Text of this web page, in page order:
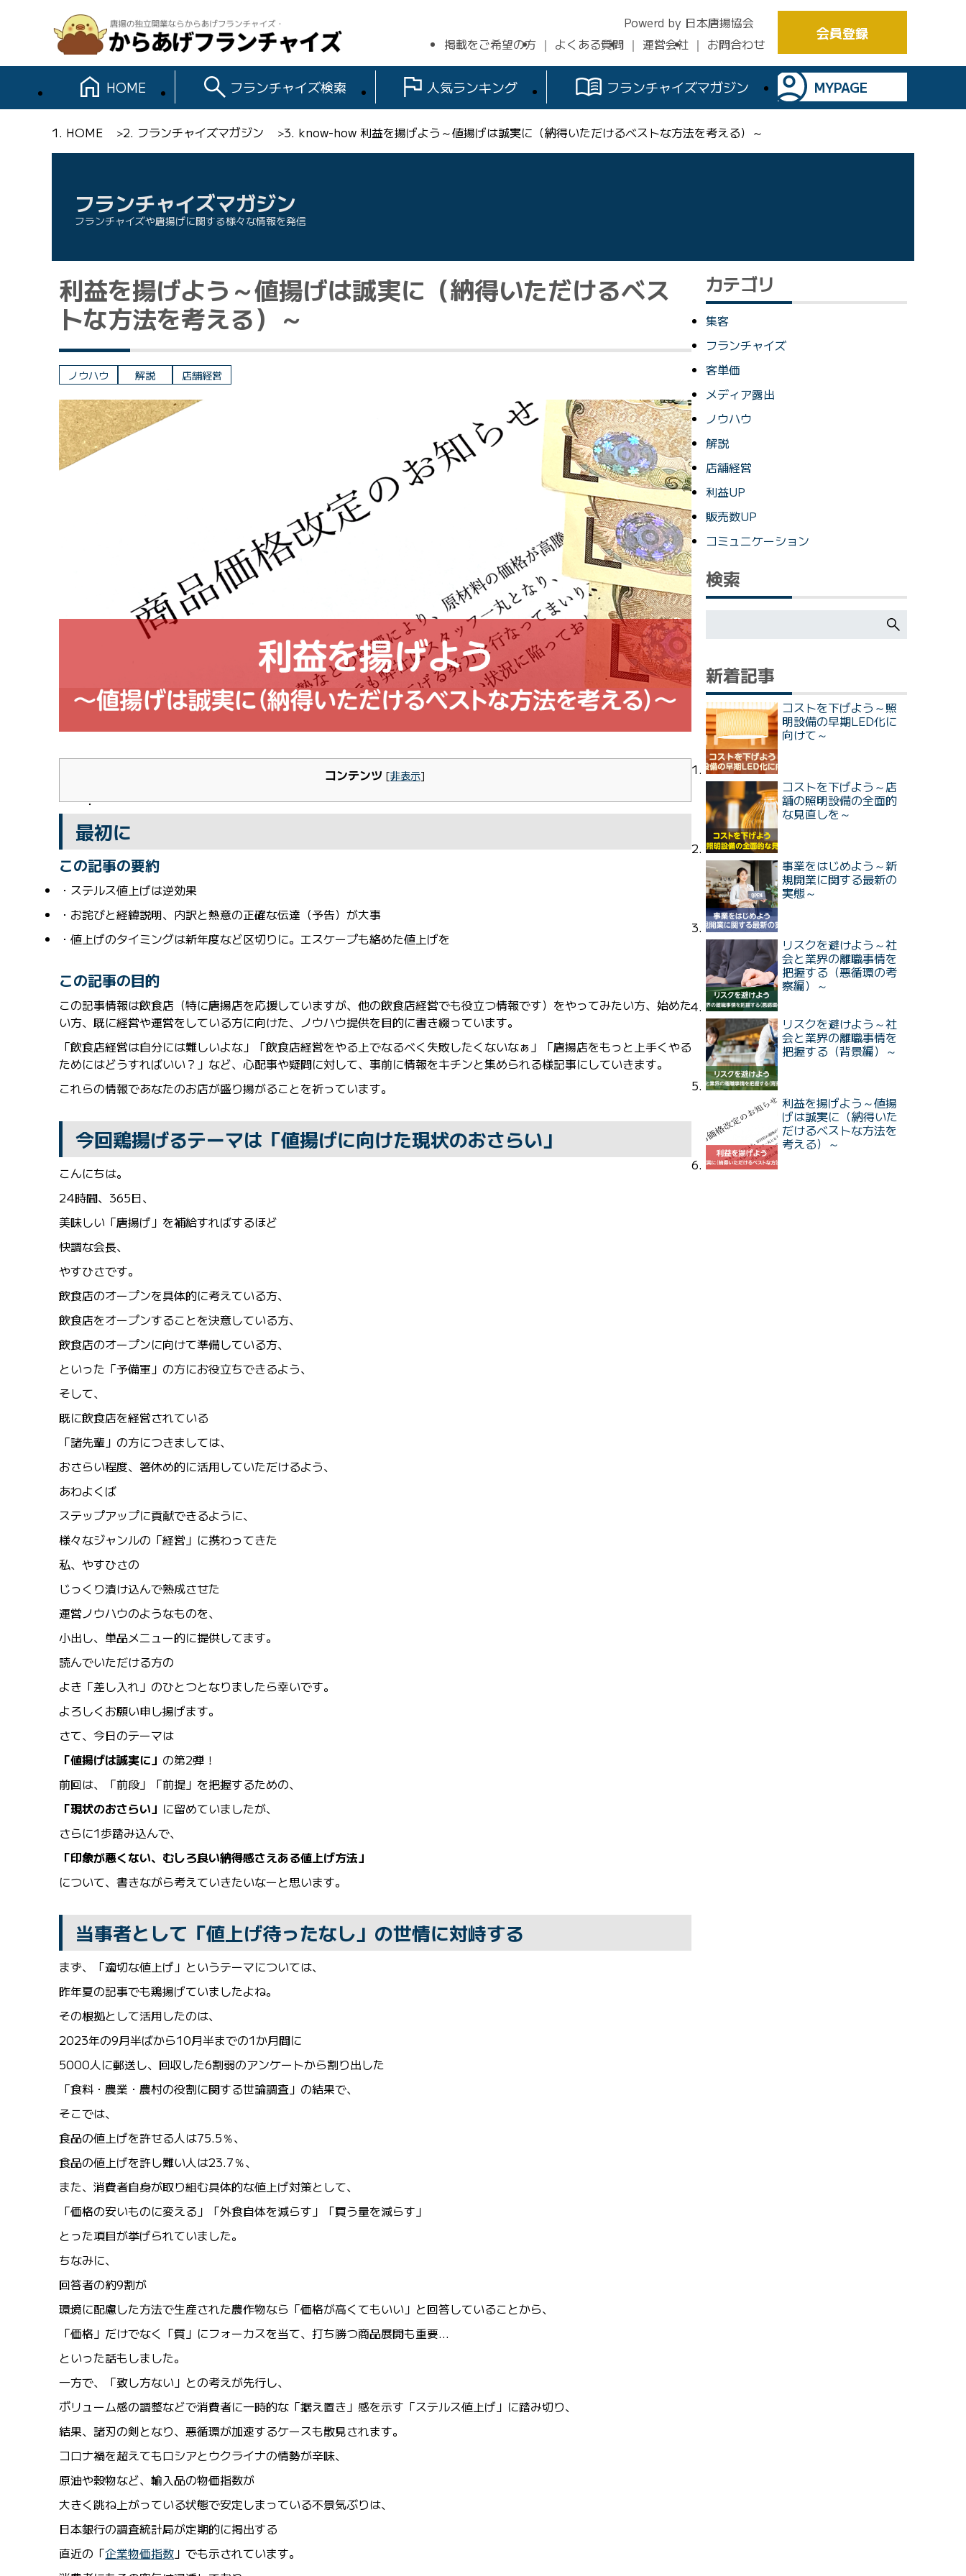
Powerd by 日本唐揚協会
HOME フランチャイズ検索 人気ランキング フランチャイズマガジン MYPAGE
掲載をご希望の方 よくある質問 運営会社 お問合わせ
会員登録
HOME フランチャイズマガジン know-how 利益を揚げよう～値揚げは誠実に（納得いただけるベストな方法を考える）～
フランチャイズマガジン
フランチャイズや唐揚げに関する様々な情報を発信
利益を揚げよう～値揚げは誠実に（納得いただけるベス
トな方法を考える）～
ノウハウ 解説 店舗経営
コンテンツ [非表示]
最初に
この記事の要約
ステルス値上げは逆効果
お詫びと経緯説明、内訳と熱意の正確な伝達（予告）が大事
値上げのタイミングは新年度など区切りに。エスケープも絡めた値上げを
この記事の目的
この記事情報は飲食店（特に唐揚店を応援していますが、他の飲食店経営でも役立つ情報です）をやってみたい方、始めた
い方、既に経営や運営をしている方に向けた、ノウハウ提供を目的に書き綴っています。
「飲食店経営は自分には難しいよな」「飲食店経営をやる上でなるべく失敗したくないなぁ」「唐揚店をもっと上手くやる
ためにはどうすればいい？」など、心配事や疑問に対して、事前に情報をキチンと集められる様記事にしていきます。
これらの情報であなたのお店が盛り揚がることを祈っています。
今回鶏揚げるテーマは「値揚げに向けた現状のおさらい」
こんにちは。
24時間、365日、
美味しい「唐揚げ」を補給すればするほど
快調な会長、
やすひさです。
飲食店のオープンを具体的に考えている方、
飲食店をオープンすることを決意している方、
飲食店のオープンに向けて準備している方、
といった「予備軍」の方にお役立ちできるよう、
そして、
既に飲食店を経営されている
「諸先輩」の方につきましては、
おさらい程度、箸休め的に活用していただけるよう、
あわよくば
ステップアップに貢献できるように、
様々なジャンルの「経営」に携わってきた
私、やすひさの
じっくり漬け込んで熟成させた
運営ノウハウのようなものを、
小出し、単品メニュー的に提供してます。
読んでいただける方の
よき「差し入れ」のひとつとなりましたら幸いです。
よろしくお願い申し揚げます。
さて、今日のテーマは
「値揚げは誠実に」 の第2弾！
前回は、「前段」「前提」を把握するための、
「現状のおさらい」 に留めていましたが、
さらに1歩踏み込んで、
「印象が悪くない、むしろ良い納得感さえある値上げ方法」
について、書きながら考えていきたいなーと思います。
当事者として「値上げ待ったなし」の世情に対峙する
まず、「適切な値上げ」というテーマについては、
昨年夏の記事でも鶏揚げていましたよね。
その根拠として活用したのは、
2023年の9月半ばから10月半までの1か月間に
5000人に郵送し、回収した6割弱のアンケートから割り出した
「食料・農業・農村の役割に関する世論調査」の結果で、
そこでは、
食品の値上げを許せる人は75.5％、
食品の値上げを許し難い人は23.7％、
また、消費者自身が取り組む具体的な値上げ対策として、
「価格の安いものに変える」「外食自体を減らす」「買う量を減らす」
とった項目が挙げられていました。
ちなみに、
回答者の約9割が
環境に配慮した方法で生産された農作物なら「価格が高くてもいい」と回答していることから、
「価格」だけでなく「質」にフォーカスを当て、打ち勝つ商品展開も重要…
といった話もしました。
一方で、「致し方ない」との考えが先行し、
ボリューム感の調整などで消費者に一時的な「据え置き」感を示す「ステルス値上げ」に踏み切り、
結果、諸刃の剣となり、悪循環が加速するケースも散見されます。
コロナ禍を超えてもロシアとウクライナの情勢が辛味、
原油や穀物など、輸入品の物価指数が
大きく跳ね上がっている状態で安定しまっている不景気ぶりは、
日本銀行の調査統計局が定期的に掲出する
直近の「企業物価指数 」でも示されています。
カテゴリ
集客
フランチャイズ
客単価
メディア露出
ノウハウ
解説
店舗経営
利益UP
販売数UP
コミュニケーション
検索
新着記事
コストを下げよう～照
明設備の早期LED化に
向けて～
コストを下げよう～店
舗の照明設備の全面的
な見直しを～
事業をはじめよう～新
規開業に関する最新の
実態～
リスクを避けよう～社
会と業界の離職事情を
把握する（悪循環の考
察編）～
リスクを避けよう～社
会と業界の離職事情を
把握する（背景編）～
利益を揚げよう～値揚
げは誠実に（納得いた
だけるベストな方法を
考える）～